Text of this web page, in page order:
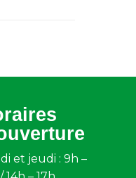
et jeudi : 9h –